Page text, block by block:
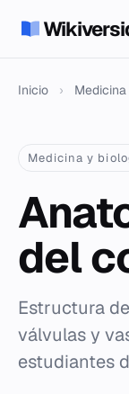
Inicio ›
Medicina y
del
Estructura
válvulas y
estudiantes